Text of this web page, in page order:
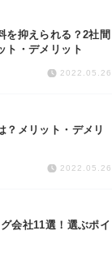
を抑えられる？2社間
ト・デメリット
2022.05.26
？メリット・デメリ
2022.05.26
会社11選！選ぶポイ